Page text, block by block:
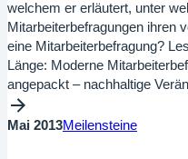
welchem er erläutert, unter
Mitarbeiterbefragungen ihren
eine Mitarbeiterbefragung?
Länge: Moderne
angepackt – nachhaltige
Mai 2013Meilensteine